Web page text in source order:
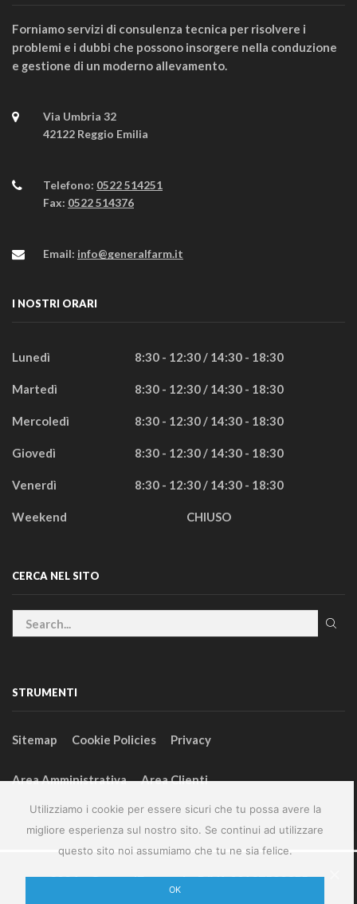
Utilizziamo i cookie per essere sicuri che tu possa avere la
migliore esperienza sul nostro sito. Se continui ad utilizzare
questo sito noi assumiamo che tu ne sia felice.
OK
Forniamo servizi di consulenza tecnica per risolvere i
problemi e i dubbi che possono insorgere nella conduzione
e gestione di un moderno allevamento.
Via Umbria 32
42122 Reggio Emilia
Telefono: 0522 514251
Fax: 0522 514376
Email: info@generalfarm.it
I NOSTRI ORARI
Lunedì 8:30 - 12:30 / 14:30 - 18:30
Martedì 8:30 - 12:30 / 14:30 - 18:30
Mercoledì 8:30 - 12:30 / 14:30 - 18:30
Giovedì 8:30 - 12:30 / 14:30 - 18:30
Venerdì 8:30 - 12:30 / 14:30 - 18:30
Weekend CHIUSO
CERCA NEL SITO
STRUMENTI
Sitemap Cookie Policies Privacy
Area Amministrativa Area Clienti
2024 – GeneralFarm srl – P.IVA 00127580355